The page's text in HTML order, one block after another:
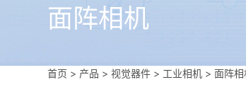
面阵相机
首页 > 产品 > 视觉器件 > 工业相机 >面阵相